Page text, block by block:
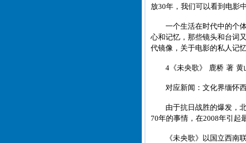
放30年，我们可以看到电影
一个生活在时代中的个
心和记忆，那些镜头和台词
代镜像，关于电影的私人记
4《未央歌》 鹿桥 著 黄
对应新闻：文化界缅怀
由于抗日战胜的爆发，
70年的事情，在2008年引起
《未央歌》以国立西南